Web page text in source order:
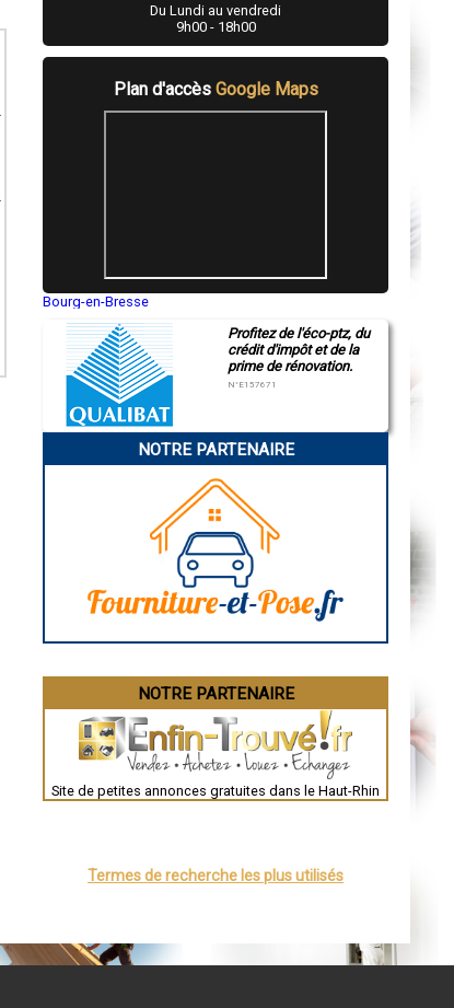
Du Lundi au vendredi
9h00 - 18h00
Plan d'accès Google Maps
Bourg-en-Bresse
Montluçon
Manosque
Gap
Charleville-Mézières
Pamiers
Narbonne
Brive-la-Gaillarde
Guéret
Besançon
Évreux
Chartres
Nîmes
Auch
Blois
Saint-Étienne
Profitez de l'éco-ptz, du
crédit d'impôt et de la
prime de rénovation.
N°E157671
NOTRE PARTENAIRE
NOTRE PARTENAIRE
Site de petites annonces gratuites dans le Haut-Rhin
Termes de recherche les plus utilisés